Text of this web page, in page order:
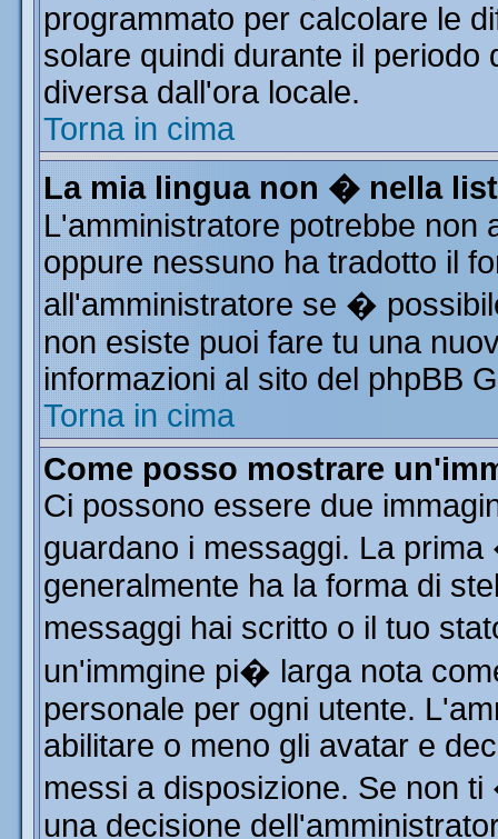
programmato per calcolare le
solare quindi durante il
diversa dall'ora locale.
Torna in cima
La mia lingua non � nella
L'amministratore potrebbe non
oppure nessuno ha tradotto il
all'amministratore se �
non esiste puoi fare tu una
informazioni al sito del phpBB
Torna in cima
Come posso mostrare
Ci possono essere due
guardano i messaggi. La
generalmente ha la forma di
messaggi hai scritto o il tuo
un'immgine pi� larga nota
personale per ogni utente.
abilitare o meno gli avatar e
messi a disposizione. Se non
una decisione